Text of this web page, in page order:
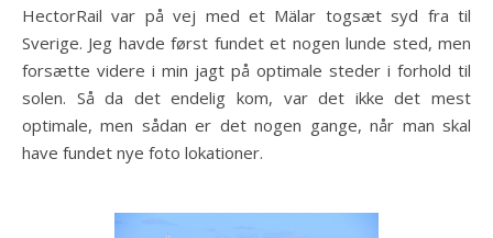
HectorRail var på vej med et Mälar togsæt syd fra til
Sverige. Jeg havde først fundet et nogen lunde sted, men
forsætte videre i min jagt på optimale steder i forhold til
solen. Så da det endelig kom, var det ikke det mest
optimale, men sådan er det nogen gange, når man skal
have fundet nye foto lokationer.